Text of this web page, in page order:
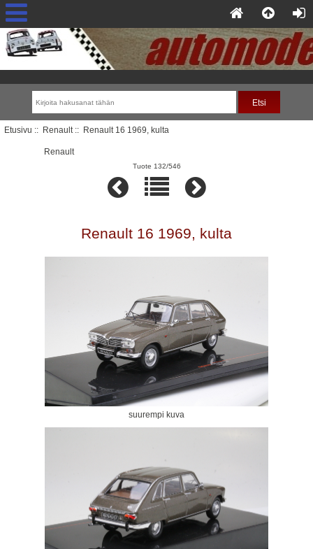
Etusivu :: Renault:: Renault 16 1969, kulta
Renault
Tuote 132/546
Renault 16 1969, kulta
suurempi kuva